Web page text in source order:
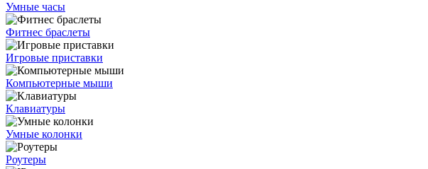
Умные часы
Фитнес браслеты
Игровые приставки
Компьютерные мыши
Клавиатуры
Умные колонки
Роутеры